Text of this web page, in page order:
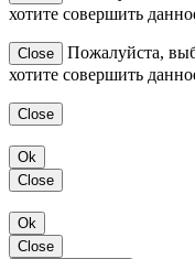
хотите совершить
Close
Пожалуйста,
хотите совершить
Close
Ok
Close
Ok
Close